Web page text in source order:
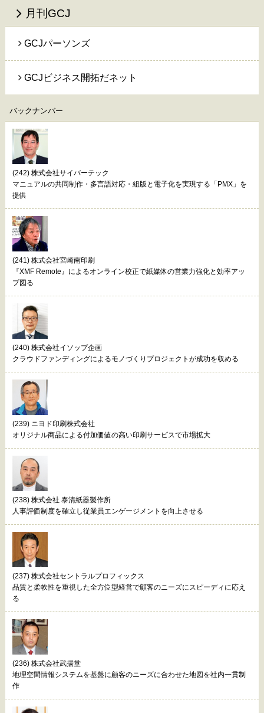
月刊GCJ
GCJパーソンズ
GCJビジネス開拓だネット
バックナンバー
(242) 株式会社サイバーテック
マニュアルの共同制作・多言語対応・組版と電子化を実現する「PMX」を
提供
(241) 株式会社宮崎南印刷
『XMF Remote』によるオンライン校正で紙媒体の営業力強化と効率アッ
プ図る
(240) 株式会社イソップ企画
クラウドファンディングによるモノづくりプロジェクトが成功を収める
(239) ニヨド印刷株式会社
オリジナル商品による付加価値の高い印刷サービスで市場拡大
(238) 株式会社 泰清紙器製作所
人事評価制度を確立し従業員エンゲージメントを向上させる
(237) 株式会社セントラルプロフィックス
品質と柔軟性を重視した全方位型経営で顧客のニーズにスピーディに応え
る
(236) 株式会社武揚堂
地理空間情報システムを基盤に顧客のニーズに合わせた地図を社内一貫制
作